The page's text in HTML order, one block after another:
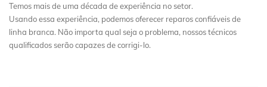
Temos mais de uma década de experiência no setor.
Usando essa experiência, podemos oferecer reparos confiáveis ​​de
linha branca. Não importa qual seja o problema, nossos técnicos
qualificados serão capazes de corrigi-lo.